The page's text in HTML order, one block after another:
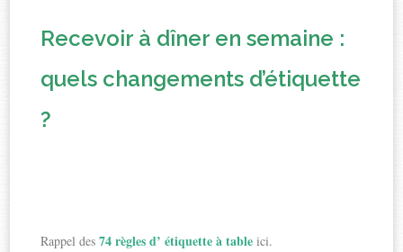
Recevoir à dîner en semaine :
quels changements d’étiquette
?
Rappel des74 règles d’ étiquette à table ici.